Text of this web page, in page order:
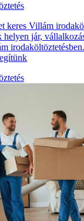
keres Villám
helyen jár,